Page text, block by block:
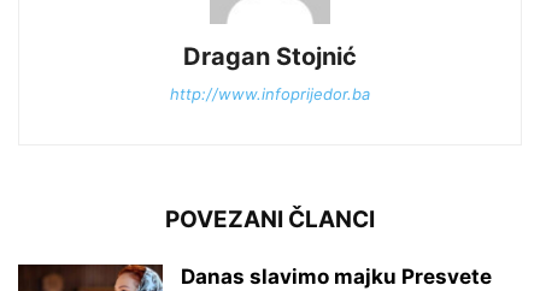
Dragan Stojnić
http://www.infoprijedor.ba
POVEZANI ČLANCI
Danas slavimo majku Presvete